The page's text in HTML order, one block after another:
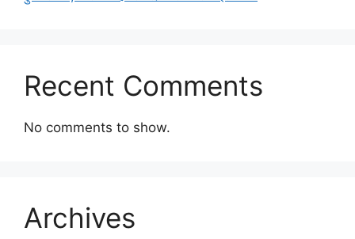
Recent Comments
No comments to show.
Archives